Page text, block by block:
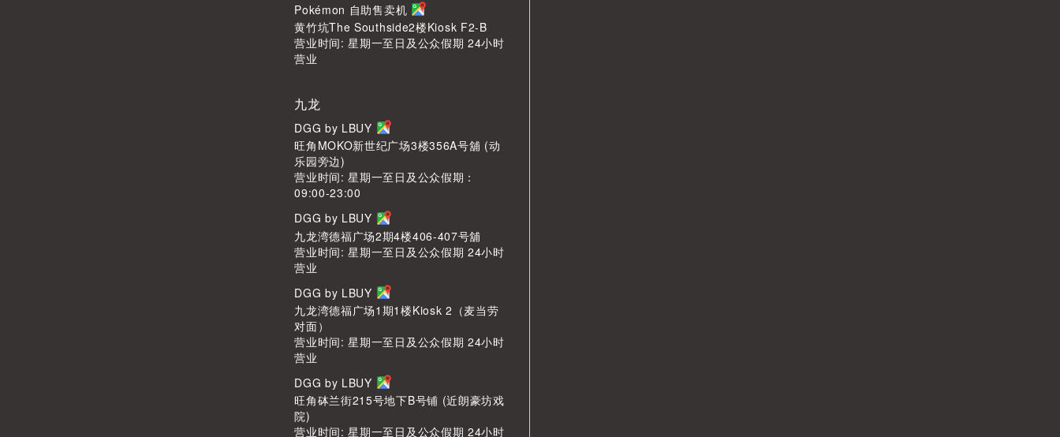
Pokémon 自助售卖机
黄竹坑The Southside2楼Kiosk F2-B
营业时间: 星期一至日及公众假期 24小时
营业
九龙
DGG by LBUY
旺角MOKO新世纪广场3楼356A号舖 (动
乐园旁边)
营业时间: 星期一至日及公众假期：
09:00-23:00
DGG by LBUY
九龙湾德福广场2期4楼406-407号舖
营业时间: 星期一至日及公众假期 24小时
营业
DGG by LBUY
九龙湾德福广场1期1楼Kiosk 2（麦当劳
对面）
营业时间: 星期一至日及公众假期 24小时
营业
DGG by LBUY
旺角砵兰街215号地下B号铺 (近朗豪坊戏
院)
营业时间: 星期一至日及公众假期 24小时